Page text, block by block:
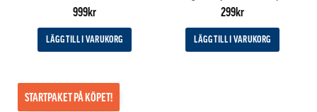
Betygsatt
999kr
LÄGG TILL I VARUKORG
299kr
LÄGG TILL I VARUKORG
STARTPAKET PÅ KÖPET!